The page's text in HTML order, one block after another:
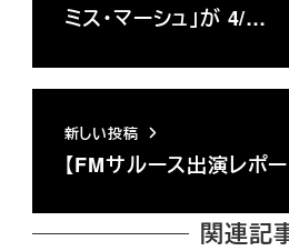
ミス・マーシュ」が 4/…
新しい投稿
【FMサルース出演レポ
関連記